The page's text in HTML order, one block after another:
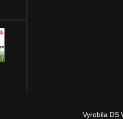
Vyrobila DS